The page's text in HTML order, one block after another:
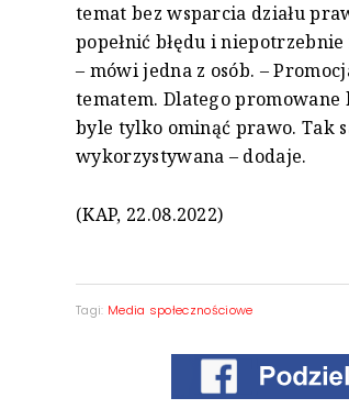
temat bez wsparcia działu
popełnić błędu i
– mówi jedna z osób. –
tematem. Dlatego promowane
byle tylko ominąć prawo. Tak
wykorzystywana – dodaje.
(KAP, 22.08.2022)
Tagi: Media społecznościowe